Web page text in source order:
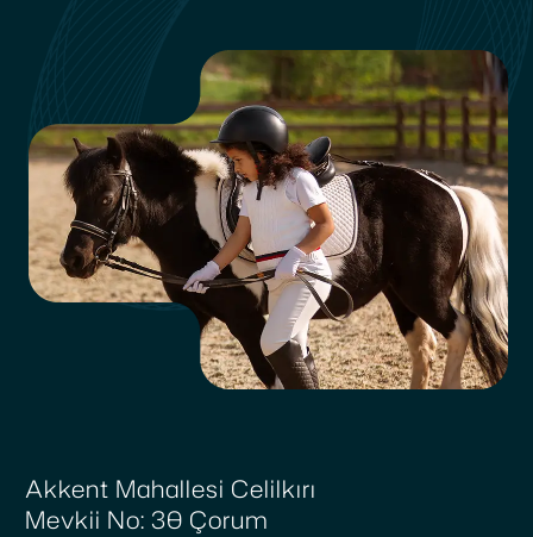
Akkent Mahallesi Celilkırı
Mevkii No: 30 Çorum